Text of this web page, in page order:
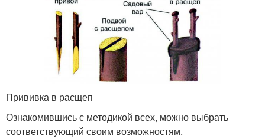
Прививка в расщеп
Ознакомившись с методикой всех, можно выбрать
соответствующий своим возможностям.